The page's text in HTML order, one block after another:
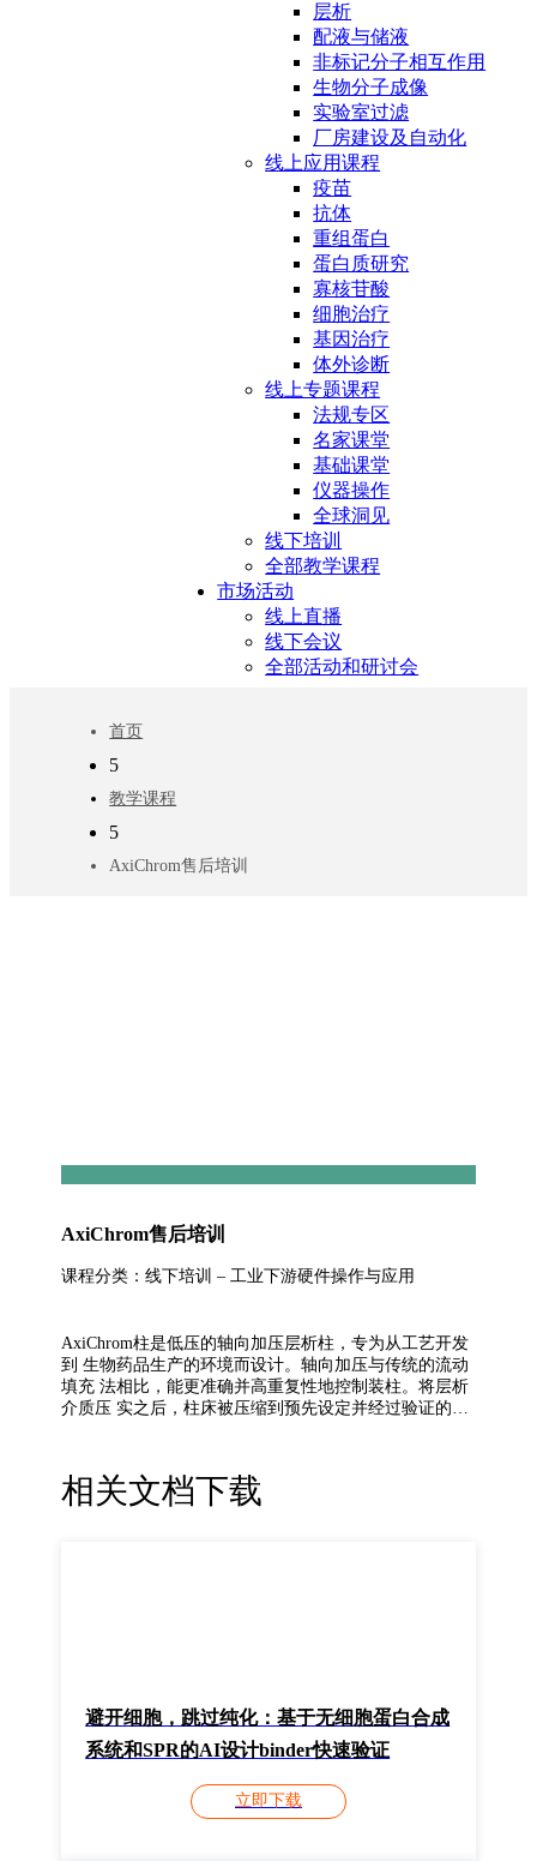
层析
配液与储液
非标记分子相互作用
生物分子成像
实验室过滤
厂房建设及自动化
线上应用课程
疫苗
抗体
重组蛋白
蛋白质研究
寡核苷酸
细胞治疗
基因治疗
体外诊断
线上专题课程
法规专区
名家课堂
基础课堂
仪器操作
全球洞见
线下培训
全部教学课程
市场活动
线上直播
线下会议
全部活动和研讨会
首页
5
教学课程
5
AxiChrom售后培训
AxiChrom售后培训
课程分类：线下培训 – 工业下游硬件操作与应用
AxiChrom柱是低压的轴向加压层析柱，专为从工艺开发
到 生物药品生产的环境而设计。轴向加压与传统的流动
填充 法相比，能更准确并高重复性地控制装柱。将层析
介质压 实之后，柱床被压缩到预先设定并经过验证的填
的转轴设计。对于 生产规模的层析柱(内径400 mm以
上)，套管设计为外摆式的。对各种直径的层析柱液体分
相关文档下载
避开细胞，跳过纯化：基于无细胞蛋白合成
系统和SPR的AI设计binder快速验证
立即下载